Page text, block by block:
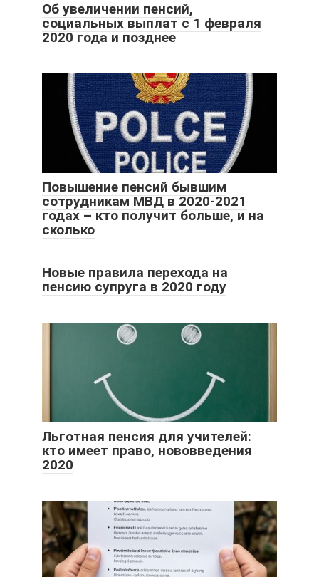
Об увеличении пенсий,
социальных выплат с 1 февраля
2020 года и позднее
Повышение пенсий бывшим
сотрудникам МВД в 2020-2021
годах – кто получит больше, и на
сколько
Новые правила перехода на
пенсию супруга в 2020 году
Льготная пенсия для учителей:
кто имеет право, нововведения
2020